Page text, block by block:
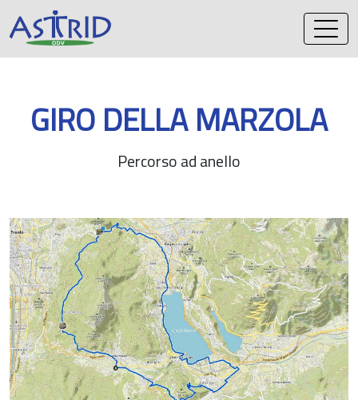
contenuto
GIRO DELLA MARZOLA
Percorso ad anello